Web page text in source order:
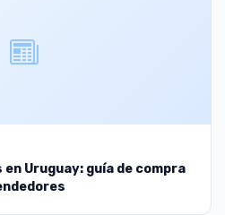
Uruguay: guía de compra